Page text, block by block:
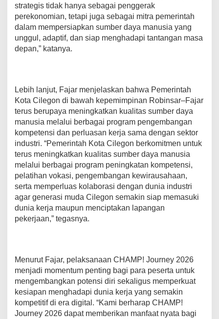
strategis tidak hanya sebagai penggerak
perekonomian, tetapi juga sebagai mitra pemerintah
dalam mempersiapkan sumber daya manusia yang
unggul, adaptif, dan siap menghadapi tantangan masa
depan,” katanya.
Lebih lanjut, Fajar menjelaskan bahwa Pemerintah
Kota Cilegon di bawah kepemimpinan Robinsar–Fajar
terus berupaya meningkatkan kualitas sumber daya
manusia melalui berbagai program pengembangan
kompetensi dan perluasan kerja sama dengan sektor
industri. “Pemerintah Kota Cilegon berkomitmen untuk
terus meningkatkan kualitas sumber daya manusia
melalui berbagai program peningkatan kompetensi,
pelatihan vokasi, pengembangan kewirausahaan,
serta memperluas kolaborasi dengan dunia industri
agar generasi muda Cilegon semakin siap memasuki
dunia kerja maupun menciptakan lapangan
pekerjaan,” tegasnya.
Menurut Fajar, pelaksanaan CHAMP! Journey 2026
menjadi momentum penting bagi para peserta untuk
mengembangkan potensi diri sekaligus memperkuat
kesiapan menghadapi dunia kerja yang semakin
kompetitif di era digital. “Kami berharap CHAMP!
Journey 2026 dapat memberikan manfaat nyata bagi